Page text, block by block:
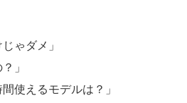
ゃダメ」
」
使えるモデルは？」